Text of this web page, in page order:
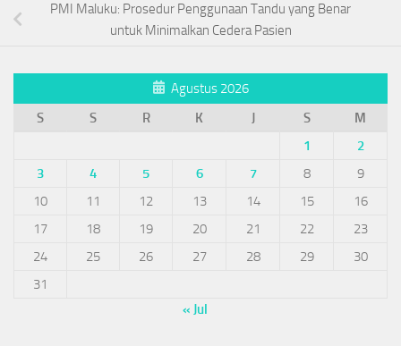
PMI Maluku: Prosedur Penggunaan Tandu yang Benar
untuk Minimalkan Cedera Pasien
Agustus 2026
S
S R K J S
M
1
2
3
4 5 6 7 8
9
10
11 12 13 14 15
16
17
18 19 20 21 22
23
24
25 26 27 28 29
30
31
« Jul